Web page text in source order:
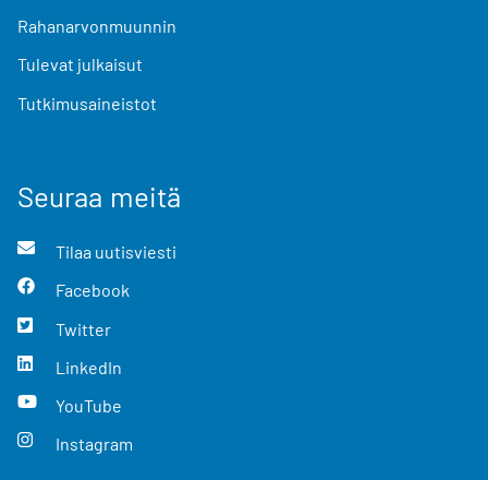
Rahanarvonmuunnin
Tulevat julkaisut
Tutkimusaineistot
Seuraa meitä
Tilaa uutisviesti
Facebook
Twitter
LinkedIn
YouTube
Instagram